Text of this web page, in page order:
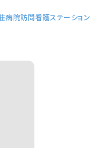
病院訪問看護ステーション